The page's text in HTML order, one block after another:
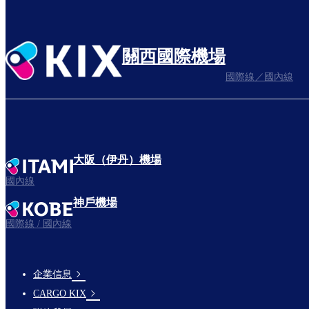
關西國際機場
國際線／國內線
大阪（伊丹）機場
國內線
神戶機場
國際線 / 國內線
footer-
企業信息
CARGO KIX